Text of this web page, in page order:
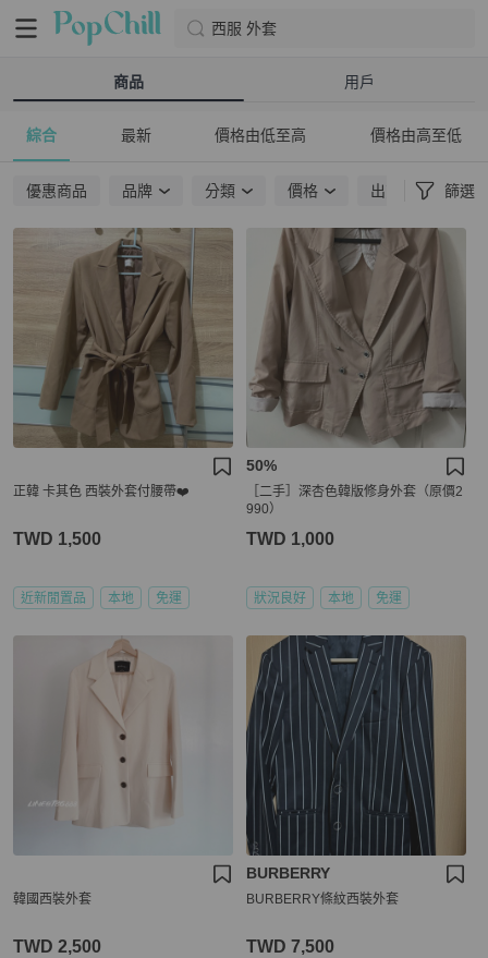
西服 外套
商品 用戶
綜合 最新 價格由低至高 價格由高至低
優惠商品 品牌 分類 價格 出貨地點 篩選
正韓 卡其色 西裝外套付腰帶❤️
TWD 1,500
近新閒置品 本地 免運
50%
［二手］深杏色韓版修身外套（原價2
990）
TWD 1,000
狀況良好 本地 免運
韓國西裝外套
TWD 2,500
BURBERRY
BURBERRY條紋西裝外套
TWD 7,500